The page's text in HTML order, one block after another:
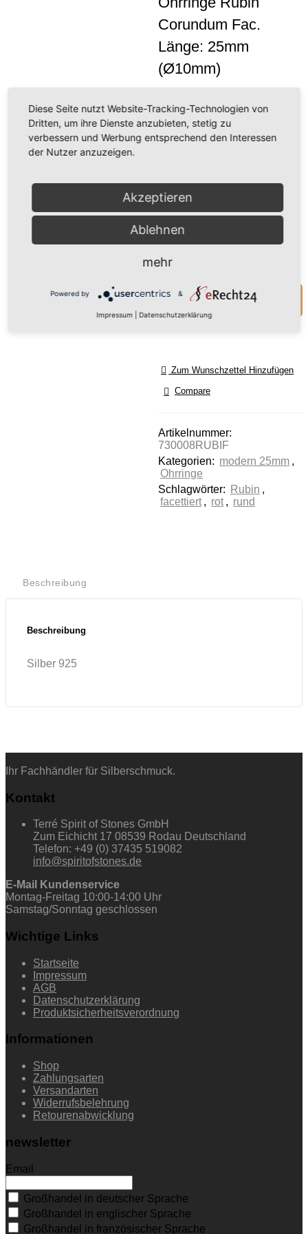
Youtube-
Service zu
laden!
Drittanbieters, um
einzubetten.
Ihren Aktivitäten
lesen Sie die
Corundum Fac.
Länge: 25mm
(ø10mm)
25mm (ø10mm) gefärbter
Howlith
Ohrringe Mondstein,
Länge: 25mm (ø10mm)
inkl. 19 % MwSt.
Versandkosten
Nicht vorrätig
Anfrage zum Produkt
Zum Wunschzettel Hinzufügen
Compare
Artikelnummer:
730008RUBIF
Kategorien: modern 25mm ,
Ohrringe
Schlagwörter:
Rubin ,
facettiert , rot , rund
Beschreibung
Beschreibung
Silber 925
Ihr Fachhändler für Silberschmuck.
Kontakt
Terré Spirit of Stones GmbH
Zum Eichicht 17 08539 Rodau Deutschland
Telefon: +49 (0) 37435 519082
info@spiritofstones.de
E-Mail Kundenservice
Montag-Freitag 10:00-14:00 Uhr
Samstag/Sonntag geschlossen
Wichtige Links
Startseite
Impressum
AGB
Datenschutzerklärung
Produktsicherheitsverordnung
Informationen
Shop
Zahlungsarten
Versandarten
Widerrufsbelehrung
Retourenabwicklung
newsletter
Email
Großhandel in deutscher Sprache
Großhandel in englischer Sprache
Großhandel in französischer Sprache
Diese Seite nutzt Website-Tracking-Technologien von
Dritten, um ihre Dienste anzubieten, stetig zu
verbessern und Werbung entsprechend den Interessen
der Nutzer anzuzeigen.
Akzeptieren
Ablehnen
mehr
Powered by &
Impressum Datenschutzerklärung